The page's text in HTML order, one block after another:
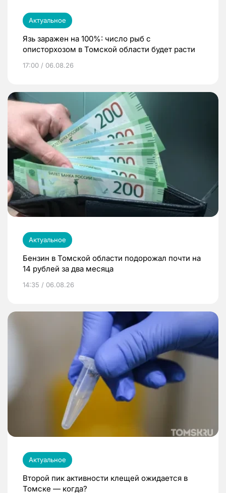
Актуальное
Язь заражен на 100%: число рыб с
описторхозом в Томской области будет расти
17:00 / 06.08.26
Актуальное
Бензин в Томской области подорожал почти на
14 рублей за два месяца
14:35 / 06.08.26
Актуальное
Второй пик активности клещей ожидается в
Томске — когда?